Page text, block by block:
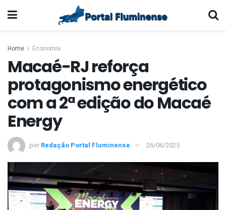
Home Economia
Macaé-RJ reforça
protagonismo energético
com a 2ª edição do Macaé
Energy
por Redação Portal Fluminense 26/06/2025